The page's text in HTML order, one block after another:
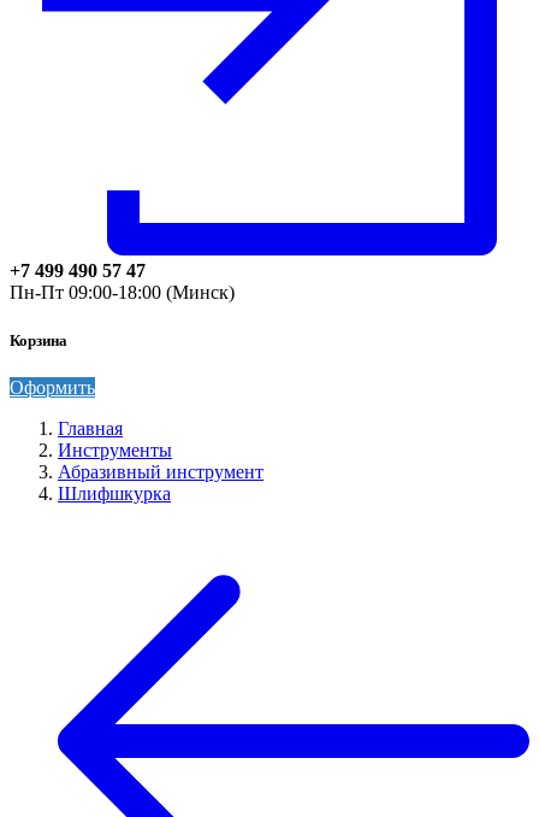
+7 499 490 57 47
Пн-Пт 09:00-18:00 (Минск)
Корзина
Оформить
Главная
Инструменты
Абразивный инструмент
Шлифшкурка